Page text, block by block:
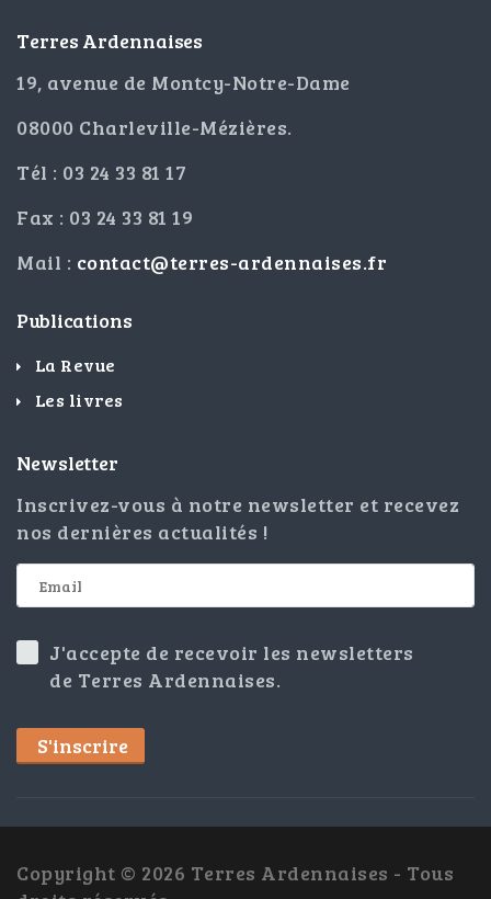
Terres Ardennaises
19, avenue de Montcy-Notre-Dame
08000 Charleville-Mézières.
Tél : 03 24 33 81 17
Fax : 03 24 33 81 19
Mail : contact@terres-ardennaises.fr
Publications
La Revue
Les livres
Newsletter
Inscrivez-vous à notre newsletter et recevez
nos dernières actualités !
J'accepte de recevoir les newsletters
de Terres Ardennaises.
S'inscrire
Copyright © 2026 Terres Ardennaises - Tous